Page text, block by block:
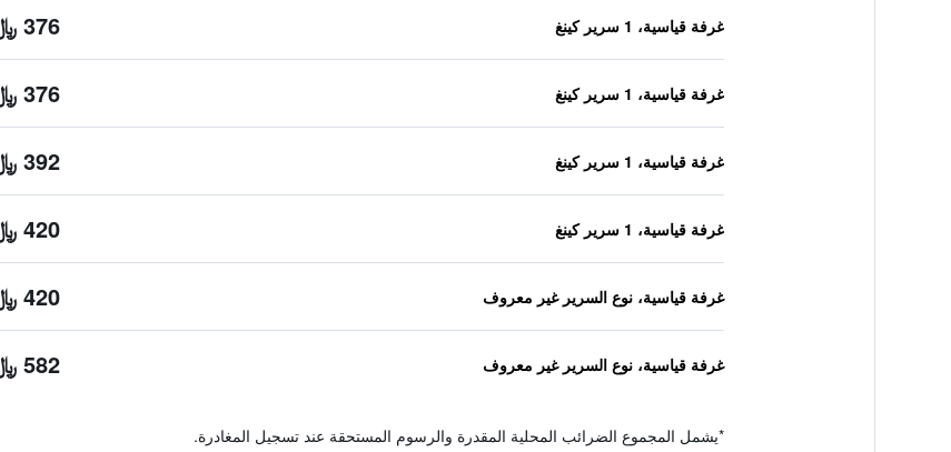
غرفة قياسية، 1 سرير كينغ 376 ﷼
غرفة قياسية، 1 سرير كينغ 376 ﷼
غرفة قياسية، 1 سرير كينغ 392 ﷼
غرفة قياسية، 1 سرير كينغ 420 ﷼
غرفة قياسية، نوع السرير غير معروف 420 ﷼
غرفة قياسية، نوع السرير غير معروف 582 ﷼
*يشمل المجموع الضرائب المحلية المقدرة والرسوم المستحقة عند تسجيل المغادرة.